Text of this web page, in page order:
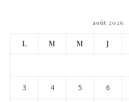
août 2026
L M M J
3 4 5 6